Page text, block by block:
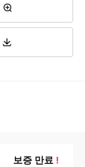
보증 만료 !